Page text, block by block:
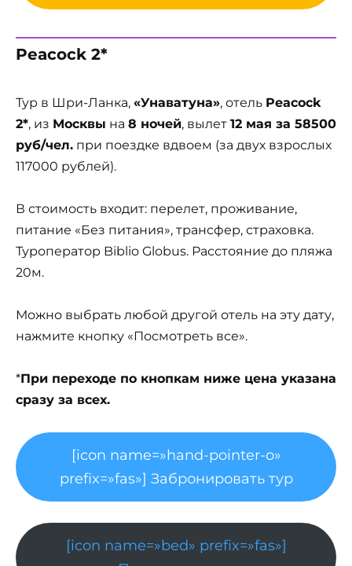
Peacock 2*
Тур в Шри-Ланка, «Унаватуна», отель Peacock
2*, из Москвы на 8 ночей, вылет 12 мая за 58500
руб/чел. при поездке вдвоем (за двух взрослых
117000 рублей).
В стоимость входит: перелет, проживание,
питание «Без питания», трансфер, страховка.
Туроператор Biblio Globus. Расстояние до пляжа
20м.
Можно выбрать любой другой отель на эту дату,
нажмите кнопку «Посмотреть все».
*При переходе по кнопкам ниже цена указана
сразу за всех.
[icon name=»hand-pointer-o»
prefix=»fas»] Забронировать тур
[icon name=»bed» prefix=»fas»]